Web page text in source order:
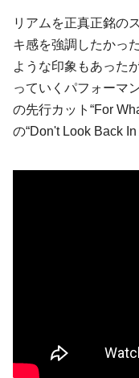
リアムを正真正銘の
キ感を強調したかっ
ような印象もあった
っていくパフォーマ
の先行カット“For
の“Don't Look Back